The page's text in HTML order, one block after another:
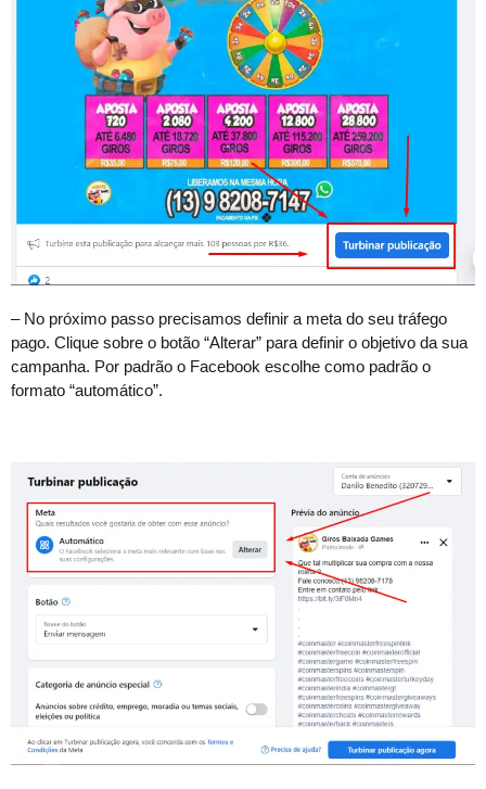
– No próximo passo precisamos definir a meta do seu tráfego
pago. Clique sobre o botão “Alterar” para definir o objetivo da sua
campanha. Por padrão o Facebook escolhe como padrão o
formato “automático”.